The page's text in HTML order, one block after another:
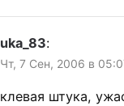
uka_83:
Чт, 7 Сен, 2006 в
клевая штука,